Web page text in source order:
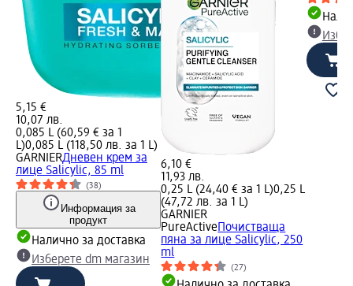
5,15 €
10,07 лв.
0,085 L (60,59 € за 1
L)0,085 L (118,50 лв. за 1 L)
GARNIERДневен крем за
лице Salicylic, 85 ml
(38)
Информация за
продукт
Налично за доставка
Изберете dm магазин
6,10 €
11,93 лв.
0,25 L (24,40 € за 1 L)0,25 L
(47,72 лв. за 1 L)
GARNIER
PureActiveПочистваща
пяна за лице Salicylic, 250
ml
(27)